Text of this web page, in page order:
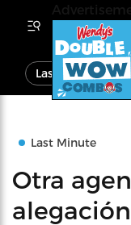
Last Minute
Last Minute
Otra